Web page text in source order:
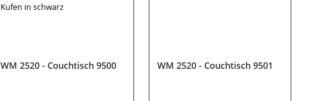
WM 2520 - Couchtisch 9500 WM 2520 - Couchtisch 9501